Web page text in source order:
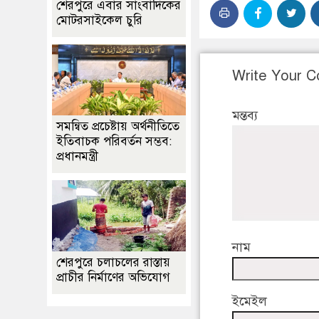
Write Your
মন্তব্য
নাম
ইমেইল
শেরপুরে এবার সাংবাদিকের
মোটরসাইকেল চুরি
সমন্বিত প্রচেষ্টায় অর্থনীতিতে
ইতিবাচক পরিবর্তন সম্ভব:
প্রধানমন্ত্রী
শেরপুরে চলাচলের রাস্তায়
প্রাচীর নির্মাণের অভিযোগ